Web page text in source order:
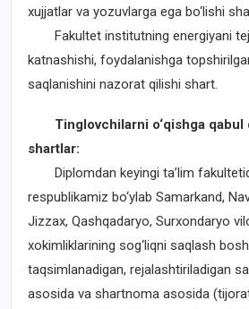
xujjatlar va yozuvlarga ega bo‘lishi
Fakultet institutning energiyani
katnashishi, foydalanishga
saqlanishini nazorat qilishi shart.
Tinglovchilarni o‘qishga qabul
shartlar:
Diplomdan keyingi ta’lim
respublikamiz bo‘ylab Samarkand,
Jizzax, Qashqadaryo, Surxondaryo
xokimliklarining sog‘liqni saqlash
taqsimlanadigan, rejalashtiriladigan
asosida va shartnoma asosida